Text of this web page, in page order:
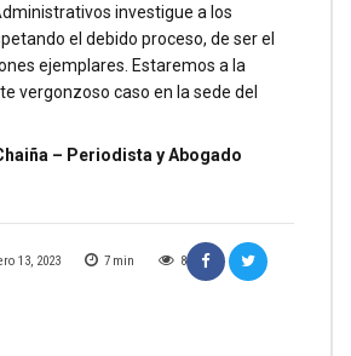
13, 2023 7 min 8
investigue a los
el debido proceso, de ser el
ejemplares. Estaremos a la
vergonzoso caso en la sede del
– Periodista y Abogado